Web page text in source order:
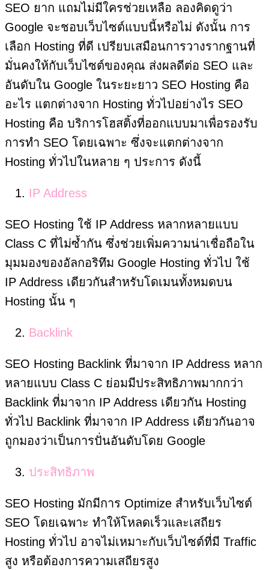
SEO ยาก แถมไม่มีใครช่วยเหลือ ลองคิดดูว่า
Google จะชอบเว็บไซต์แบบนี้หรือไม่ ดังนั้น การ
เลือก Hosting ที่ดี เปรียบเสมือนการวางรากฐานที่
มั่นคงให้กับเว็บไซต์ของคุณ ส่งผลดีต่อ SEO และ
อันดับใน Google ในระยะยาว SEO Hosting คือ
อะไร แตกต่างจาก Hosting ทั่วไปอย่างไร SEO
Hosting คือ บริการโฮสติ้งที่ออกแบบมาเพื่อรองรับ
การทำ SEO โดยเฉพาะ ซึ่งจะแตกต่างจาก
Hosting ทั่วไปในหลาย ๆ ประการ ดังนี้
IP Address
SEO Hosting ใช้ IP Address หลากหลายแบบ
Class C ที่ไม่ซ้ำกัน ซึ่งช่วยเพิ่มความน่าเชื่อถือใน
มุมมองของอัลกอริทึม Google Hosting ทั่วไป ใช้
IP Address เดียวกันสำหรับโดเมนทั้งหมดบน
Hosting นั้น ๆ
Backlink
SEO Hosting Backlink ที่มาจาก IP Address หลาก
หลายแบบ Class C ย่อมมีประสิทธิภาพมากกว่า
Backlink ที่มาจาก IP Address เดียวกัน Hosting
ทั่วไป Backlink ที่มาจาก IP Address เดียวกันอาจ
ถูกมองว่าเป็นการปั่นอันดับโดย Google
ประสิทธิภาพ
SEO Hosting มักมีการ Optimize สำหรับเว็บไซต์
SEO โดยเฉพาะ ทำให้โหลดเร็วและเสถียร
Hosting ทั่วไป อาจไม่เหมาะกับเว็บไซต์ที่มี Traffic
สูง หรือต้องการความเสถียรสูง